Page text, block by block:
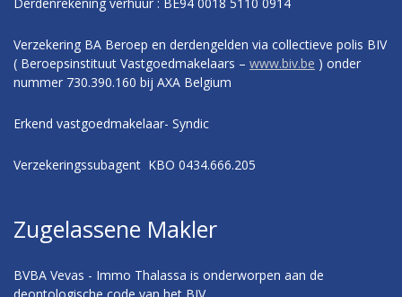
Verzekering BA Beroep en derdengelden via collectieve polis BIV
( Beroepsinstituut Vastgoedmakelaars – www.biv.be ) onder
nummer 730.390.160 bij AXA Belgium
Erkend vastgoedmakelaar- Syndic
Verzekeringssubagent KBO 0434.666.205
Zugelassene Makler
BVBA Vevas - Immo Thalassa is onderworpen aan de